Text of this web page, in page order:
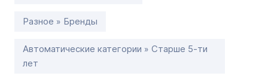
Разное » Бренды
Автоматические категории » Старше 5-ти
лет